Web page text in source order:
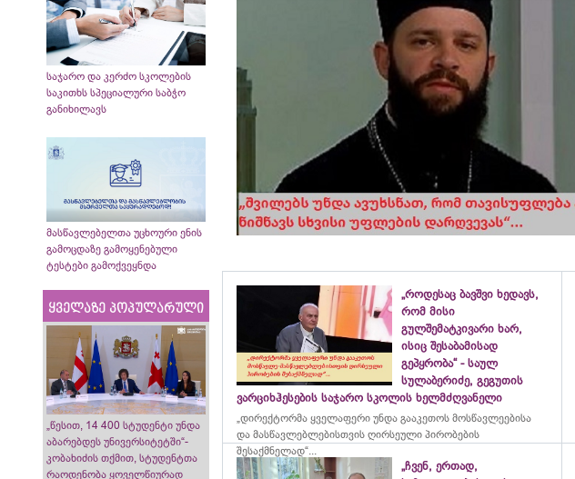
საჯარო და კერძო სკოლების
საკითხს სპეციალური საბჭო
განიხილავს
მასწავლებელთა უცხოური ენის
გამოცდაზე გამოყენებული
ტესტები გამოქვეყნდა
ყველაზე პოპულარული
„წესით, 14 400 სტუდენტი უნდა
აბარებდეს უნივერსიტეტში“-
კობახიძის თქმით, სტუდენტთა
რაოდენობა ყოველწიურად
„როდესაც ბავშვი ხედავს,
რომ მისი
გულშემატკივარი ხარ,
ისიც შესაბამისად
გეპყრობა“ - საულ
სულაბერიძე, გეგუთის
ვარციხჰესების საჯარო სკოლის ხელმძღვანელი
„დირექტორმა ყველაფერი უნდა გააკეთოს მოსწავლეებისა
და მასწავლებლებისთვის ღირსეული პირობების
შესაქმნელად“...
„ჩვენ, ერთად,